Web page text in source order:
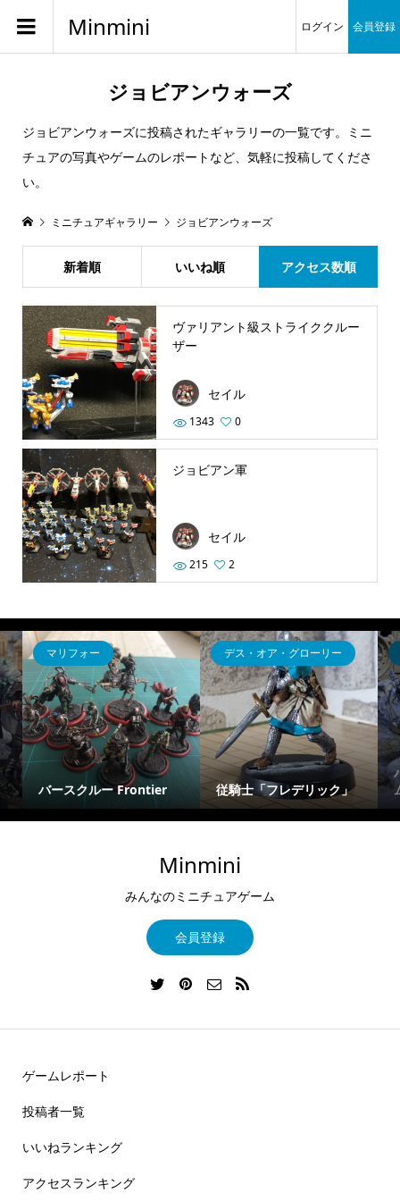
Minmini ログイン 会員登録
ジョビアンウォーズ
ジョビアンウォーズに投稿されたギャラリーの一覧です。ミニ
チュアの写真やゲームのレポートなど、気軽に投稿してくださ
い。
ミニチュアギャラリー ジョビアンウォーズ
新着順 いいね順 アクセス数順
ヴァリアント級ストライククルー
ザー
セイル
1343 0
ジョビアン軍
セイル
215 2
マリフォー
バースクルー Frontier
デス・オア・グローリー
従騎士「フレデリック」
Minmini
みんなのミニチュアゲーム
会員登録
ゲームレポート
投稿者一覧
いいねランキング
アクセスランキング